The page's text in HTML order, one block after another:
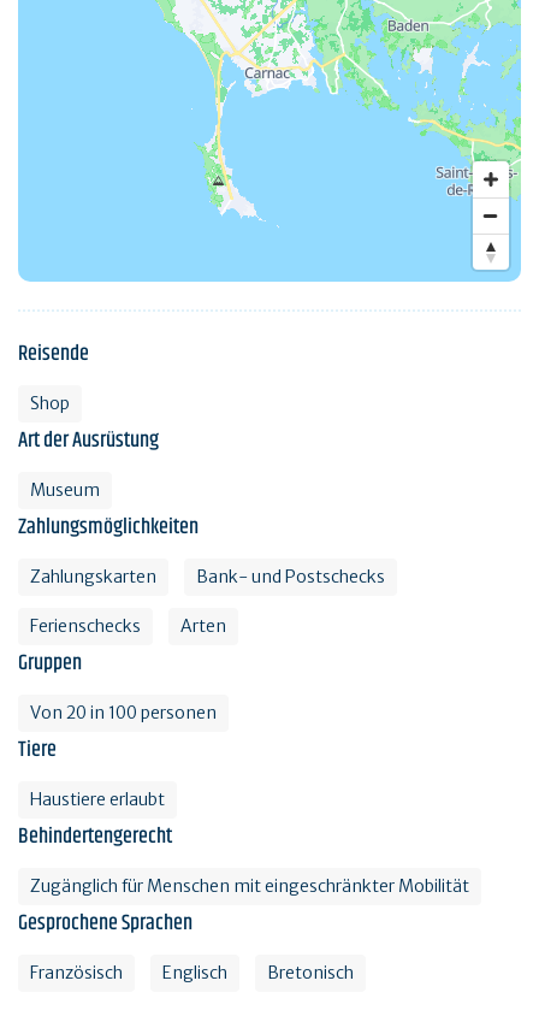
Reisende
Shop
Art der Ausrüstung
Museum
Zahlungsmöglichkeiten
Zahlungskarten Bank- und Postschecks
Ferienschecks Arten
Gruppen
Von 20 in 100 personen
Tiere
Haustiere erlaubt
Behindertengerecht
Zugänglich für Menschen mit eingeschränkter Mobilität
Gesprochene Sprachen
Französisch Englisch Bretonisch